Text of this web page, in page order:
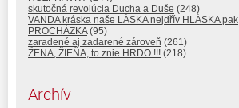
skutočná revolúcia Ducha a Duše (248)
VANDA kráska naše LÁSKA nejdřív HLÁSKA pak
PROCHÁZKA(95)
zaradené aj zadarené zároveň (261)
ŽENA, ŽIEŇA, to znie HRDO !!! (218)
Archív